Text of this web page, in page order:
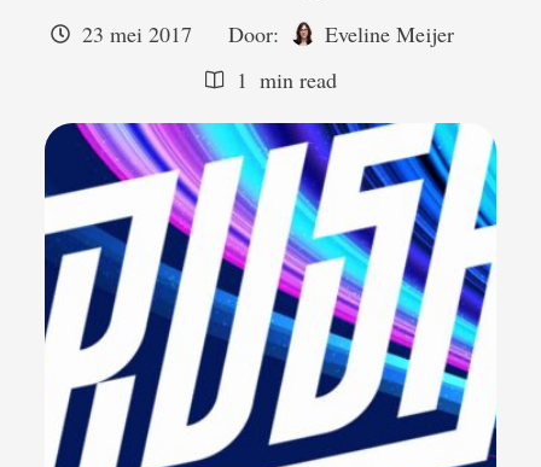
23 mei 2017 Door:
Eveline Meijer
1 min read